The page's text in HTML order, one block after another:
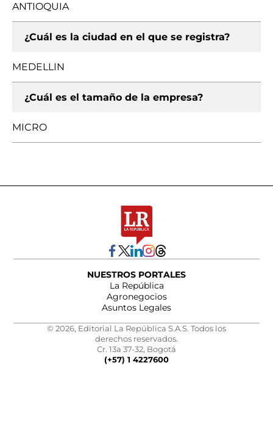
ANTIOQUIA
¿Cuál es la ciudad en el que se registra?
MEDELLIN
¿Cuál es el tamaño de la empresa?
MICRO
NUESTROS PORTALES
La República
Agronegocios
Asuntos Legales
© 2026, Editorial La República S.A.S. Todos los
derechos reservados.
Cr. 13a 37-32, Bogotá
(+57) 1 4227600